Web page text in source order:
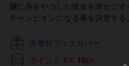
嬢に身をやつした彼女を幸せに
チャンピオンになる事を決意する。
全巻分ブックカバー
ポイント 1 ％ 10pt